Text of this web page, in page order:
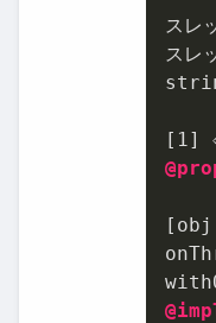
スレ
スレ
[ 1
[obj